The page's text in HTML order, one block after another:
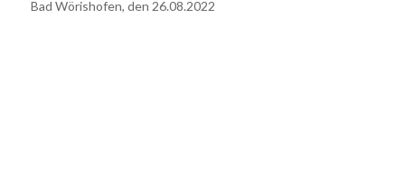
Bad Wörishofen, den 26.08.2022